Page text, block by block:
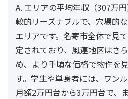
A. エリアの平均年収（307万
較的リーズナブルで、穴場的
エリアです。名寄市全体で見
定されており、風連地区はさ
め、より手頃な価格で物件を
す。学生や単身者には、ワン
月額2万円台から3万円台で、